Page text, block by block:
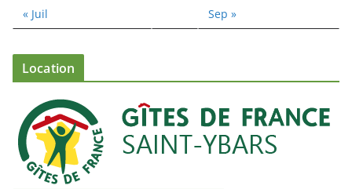
« Juil Sep »
Location